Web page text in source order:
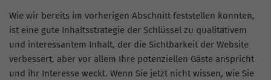
Wie wir bereits im vorherigen Abschnitt feststellen konnten,
ist eine gute Inhaltsstrategie der Schlüssel zu qualitativem
und interessantem Inhalt, der die Sichtbarkeit der Website
verbessert, aber vor allem Ihre potenziellen Gäste anspricht
und ihr Interesse weckt. Wenn Sie jetzt nicht wissen, wie Sie